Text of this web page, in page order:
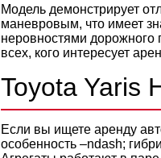
Модель демонстрирует
маневровым, что имеет
неровностями дорожного
всех, кого интересует
Toyota Yaris
Если вы ищете аренду
особенность –ndash;